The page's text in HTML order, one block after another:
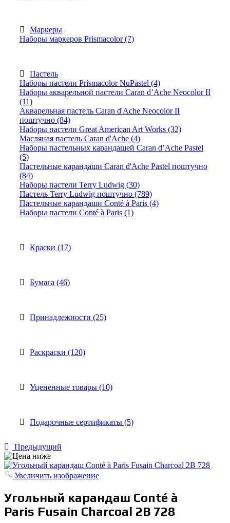
Маркеры
Наборы маркеров Prismacolor (7)
Пастель
Наборы пастели Prismacolor NuPastel (4)
Наборы акварельной пастели Caran d’Ache Neocolor II
(11)
Акварельная пастель Caran d'Ache Neocolor II
поштучно (84)
Наборы пастели Great American Art Works (32)
Масляная пастель Caran d'Ache (4)
Наборы пастельных карандашей Caran d’Ache Pastel
(5)
Пастельные карандаши Caran d'Ache Pastel поштучно
(84)
Наборы пастели Terry Ludwig (30)
Пастель Terry Ludwig поштучно (789)
Пастельные карандаши Conté à Paris (4)
Наборы пастели Conté à Paris (1)
Краски (17)
Бумага (46)
Принадлежности (25)
Раскраски (120)
Уцененные товары (10)
Подарочные сертификаты (5)
Предыдущий
Увеличить изображение
Угольный карандаш Conté à
Paris Fusain Charcoal 2B 728